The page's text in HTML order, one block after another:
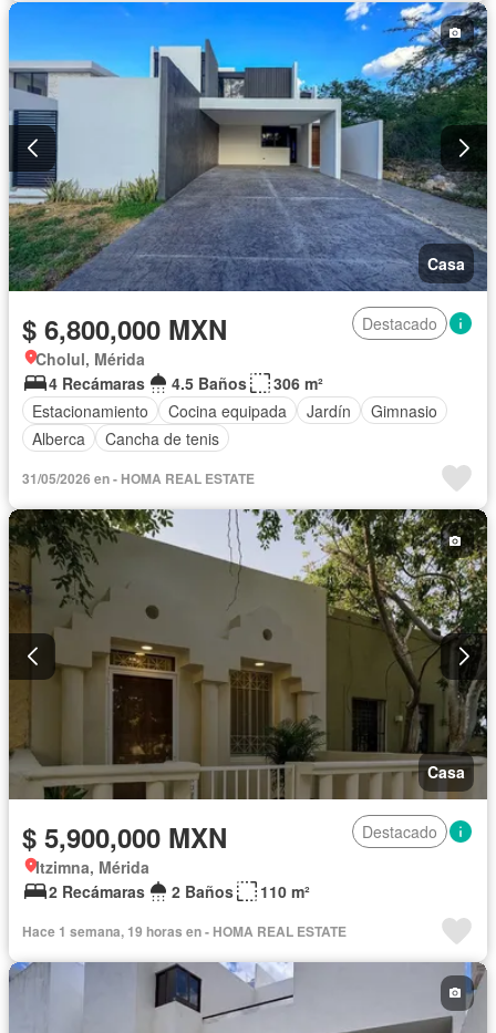
Casa
$ 6,800,000 MXN
Destacado
Cholul, Mérida
4 Recámaras
4.5 Baños
306 m²
Estacionamiento
Cocina equipada Jardín
Gimnasio
Alberca
Cancha de tenis
31/05/2026 en - HOMA REAL ESTATE
Casa
$ 5,900,000 MXN
Destacado
Itzimna, Mérida
2 Recámaras
2 Baños 110 m²
Hace 1 semana, 19 horas en - HOMA REAL ESTATE